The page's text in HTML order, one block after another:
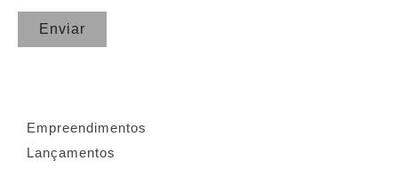
Enviar
Empreendimentos
Lançamentos